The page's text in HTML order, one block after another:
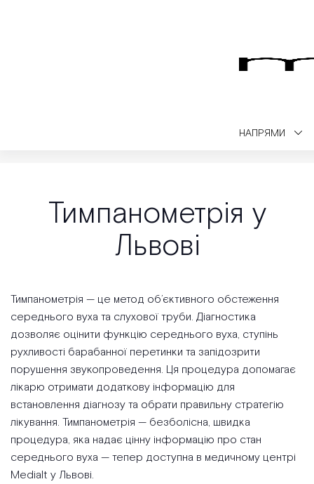
НАПРЯМИ
Тимпанометрія у
Львові
Тимпанометрія — це метод об’єктивного обстеження
середнього вуха та слухової труби. Діагностика
дозволяє оцінити функцію середнього вуха, ступінь
рухливості барабанної перетинки та запідозрити
порушення звукопроведення. Ця процедура допомагає
лікарю отримати додаткову інформацію для
встановлення діагнозу та обрати правильну стратегію
лікування. Тимпанометрія — безболісна, швидка
процедура, яка надає цінну інформацію про стан
середнього вуха — тепер доступна в медичному центрі
Medialt у Львові.